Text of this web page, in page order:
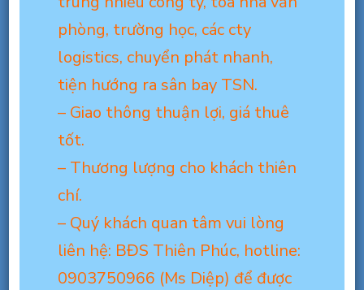
phòng, trường học, các cty
logistics, chuyển phát nhanh,
tiện hướng ra sân bay TSN.
– Giao thông thuận lợi, giá thuê
tốt.
– Thương lượng cho khách thiên
chí.
– Quý khách quan tâm vui lòng
liên hệ: BĐS Thiên Phúc, hotline:
0903750966 (Ms Diệp) để được